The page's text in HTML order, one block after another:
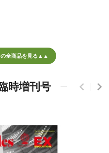
全商品を見る▲▲
時増刊号